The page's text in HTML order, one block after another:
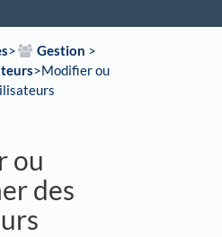
​>​ ​Gestion ​ > ​
​>​ Modifier ou
ou
des